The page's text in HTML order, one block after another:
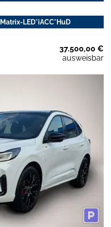
LED*iACC*HuD
37.500,00 €
ausweisbar